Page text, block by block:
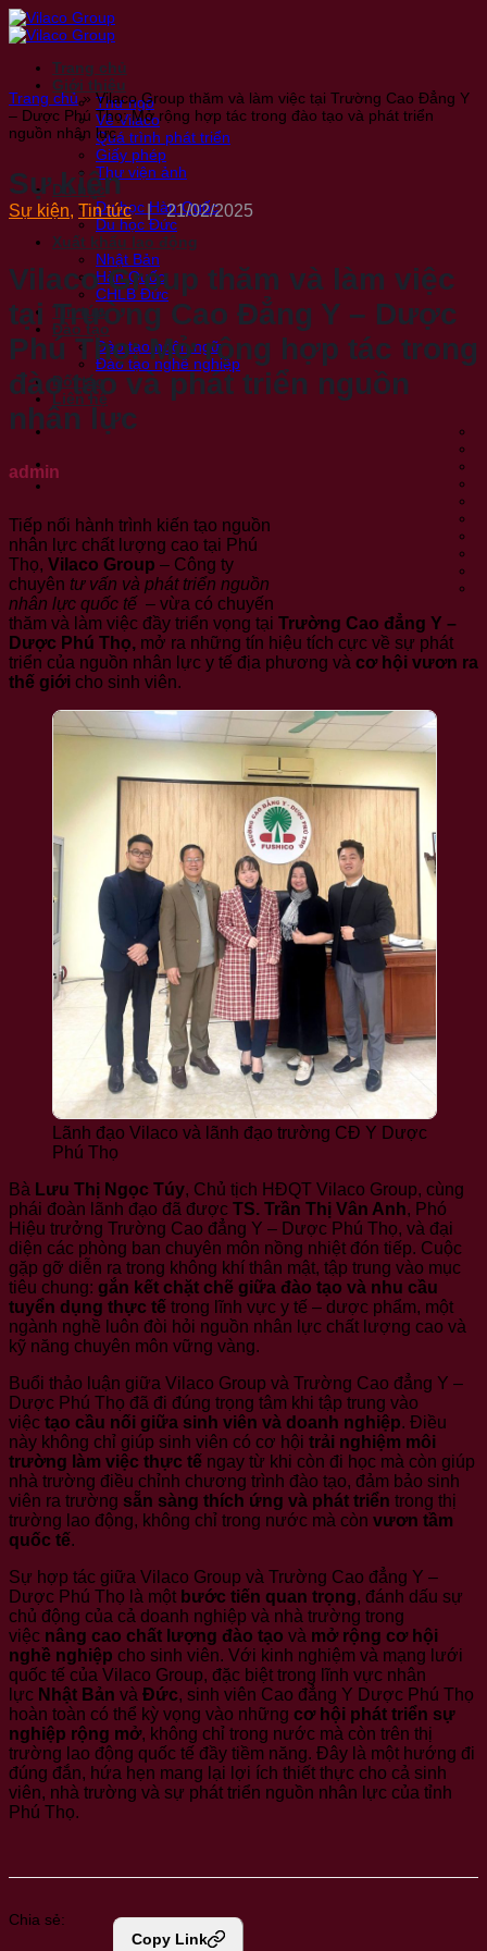
Bỏ
qua
dung
Trang chủ
Giới thiệu
Thư ngỏ
Về Vilaco
Quá trình phát triển
Giấy phép
Thư viện ảnh
Du học
Du học Hàn Quốc
Du học Đức
Xuất khẩu lao động
Nhật Bản
Hàn Quốc
CHLB Đức
Tin tức
Đào tạo
Đào tạo ngôn ngữ
Đào tạo nghề nghiệp
Đối tác
Liên hệ
Trang chủ»Vilaco Group thăm và làm việc tại Trường Cao Đẳng Y
– Dược Phú Thọ: Mở rộng hợp tác trong đào tạo và phát triển
nguồn nhân lực
Sự kiện
Sự kiện, Tin tức | 21/02/2025
Vilaco Group thăm và làm việc
tại Trường Cao Đẳng Y – Dược
Phú Thọ: Mở rộng hợp tác trong
đào tạo và phát triển nguồn
nhân lực
admin
Tiếp nối hành trình kiến tạo nguồn
nhân lực chất lượng cao tại Phú
Thọ, Vilaco Group – Công ty
chuyên tư vấn và phát triển nguồn
nhân lực quốc tế – vừa có chuyến
thăm và làm việc đầy triển vọng tại Trường Cao đẳng Y –
Dược Phú Thọ, mở ra những tín hiệu tích cực về sự phát
triển của nguồn nhân lực y tế địa phương và cơ hội vươn ra
thế giới cho sinh viên.
Lãnh đạo Vilaco và lãnh đạo trường CĐ Y Dược
Phú Thọ
Bà Lưu Thị Ngọc Túy, Chủ tịch HĐQT Vilaco Group, cùng
phái đoàn lãnh đạo đã được TS. Trần Thị Vân Anh, Phó
Hiệu trưởng Trường Cao đẳng Y – Dược Phú Thọ, và đại
diện các phòng ban chuyên môn nồng nhiệt đón tiếp. Cuộc
gặp gỡ diễn ra trong không khí thân mật, tập trung vào mục
tiêu chung: gắn kết chặt chẽ giữa đào tạo và nhu cầu
tuyển dụng thực tế trong lĩnh vực y tế – dược phẩm, một
ngành nghề luôn đòi hỏi nguồn nhân lực chất lượng cao và
kỹ năng chuyên môn vững vàng.
Buổi thảo luận giữa Vilaco Group và Trường Cao đẳng Y –
Dược Phú Thọ đã đi đúng trọng tâm khi tập trung vào
việc tạo cầu nối giữa sinh viên và doanh nghiệp. Điều
này không chỉ giúp sinh viên có cơ hội trải nghiệm môi
trường làm việc thực tế ngay từ khi còn đi học mà còn giúp
nhà trường điều chỉnh chương trình đào tạo, đảm bảo sinh
viên ra trường sẵn sàng thích ứng và phát triển trong thị
trường lao động, không chỉ trong nước mà còn vươn tầm
quốc tế.
Sự hợp tác giữa Vilaco Group và Trường Cao đẳng Y –
Dược Phú Thọ là một bước tiến quan trọng, đánh dấu sự
chủ động của cả doanh nghiệp và nhà trường trong
việc nâng cao chất lượng đào tạo và mở rộng cơ hội
nghề nghiệp cho sinh viên. Với kinh nghiệm và mạng lưới
quốc tế của Vilaco Group, đặc biệt trong lĩnh vực nhân
lực Nhật Bản và Đức, sinh viên Cao đẳng Y Dược Phú Thọ
hoàn toàn có thể kỳ vọng vào những cơ hội phát triển sự
nghiệp rộng mở, không chỉ trong nước mà còn trên thị
trường lao động quốc tế đầy tiềm năng. Đây là một hướng đi
đúng đắn, hứa hẹn mang lại lợi ích thiết thực cho cả sinh
viên, nhà trường và sự phát triển nguồn nhân lực của tỉnh
Phú Thọ.
Chia sẻ:
Copy Link